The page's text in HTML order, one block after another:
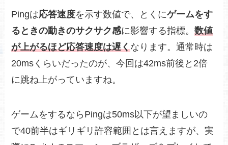
Pingは応答速度を示す数値で、とくにゲームをす
るときの動きのサクサク感に影響する指標。数値
が上がるほど応答速度は遅くなります。通常時は
20msくらいだったのが、今回は42ms前後と2倍
に跳ね上がっていますね。
ゲームをするならPingは50ms以下が望ましいの
で40前半はギリギリ許容範囲とは言えますが、実